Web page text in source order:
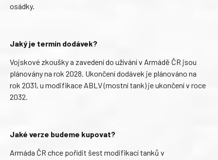
osádky.
Jaký je termín dodávek?
Vojskové zkoušky a zavedení do užívání v Armádě ČR jsou
plánovány na rok 2028. Ukončení dodávek je plánováno na
rok 2031, u modifikace ABLV (mostní tank) je ukončení v roce
2032.
Jaké verze budeme kupovat?
Armáda ČR chce pořídit šest modifikací tanků v